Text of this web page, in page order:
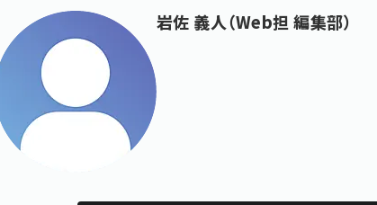
岩佐 義人（Web担 編集部）